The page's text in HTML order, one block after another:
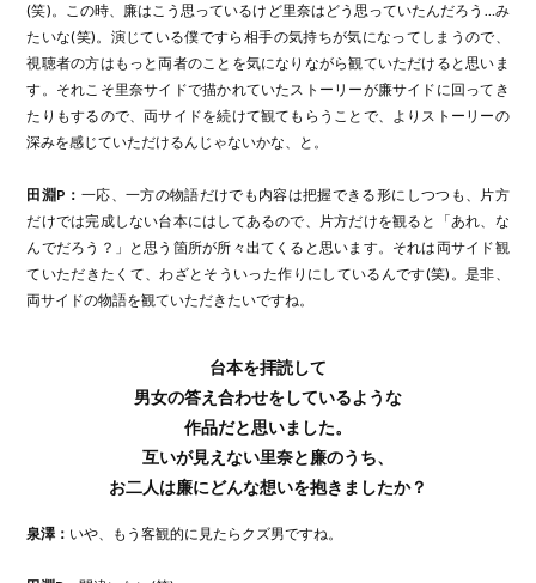
(笑)。この時、廉はこう思っているけど里奈はどう思っていたんだろう…み
たいな(笑)。演じている僕ですら相手の気持ちが気になってしまうので、
視聴者の方はもっと両者のことを気になりながら観ていただけると思いま
す。それこそ里奈サイドで描かれていたストーリーが廉サイドに回ってき
たりもするので、両サイドを続けて観てもらうことで、よりストーリーの
深みを感じていただけるんじゃないかな、と。
田淵P： 一応、一方の物語だけでも内容は把握できる形にしつつも、片方
だけでは完成しない台本にはしてあるので、片方だけを観ると「あれ、な
んでだろう？」と思う箇所が所々出てくると思います。それは両サイド観
ていただきたくて、わざとそういった作りにしているんです(笑)。是非、
両サイドの物語を観ていただきたいですね。
台本を拝読して
男女の答え合わせをしているような
作品だと思いました。
互いが見えない里奈と廉のうち、
お二人は廉にどんな想いを抱きましたか？
泉澤： いや、もう客観的に見たらクズ男ですね。